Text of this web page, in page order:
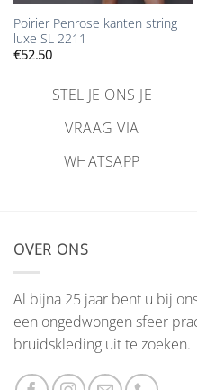
Poirier Penrose kanten string
luxe SL 2211
€52.50
STEL JE ONS JE
VRAAG VIA
WHATSAPP
OVER ONS
Al bijna 25 jaar bent u bij
een ongedwongen sfeer
bruidskleding uit te zoeken.